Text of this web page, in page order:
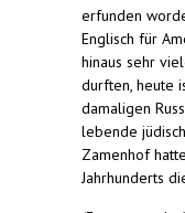
erfunden
Englisch für
hinaus sehr
durften, heute
damaligen
lebende
Zamenhof
Jahrhunderts